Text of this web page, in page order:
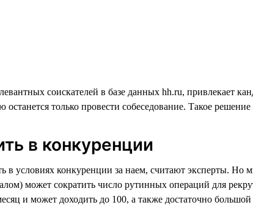
соискателей в базе данных hh.ru, привлекает
останется только провести собеседование. Такое
в конкуренции
условиях конкуренции за наем, считают эксперты. Но
может сократить число рутинных операций для
и может доходить до 100, а также достаточно